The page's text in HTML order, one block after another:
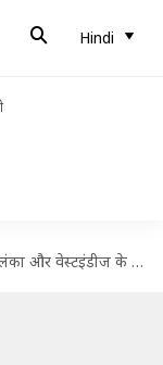
Hindi
के विश्व कप के आंकड़े और पिच रिपोर्ट